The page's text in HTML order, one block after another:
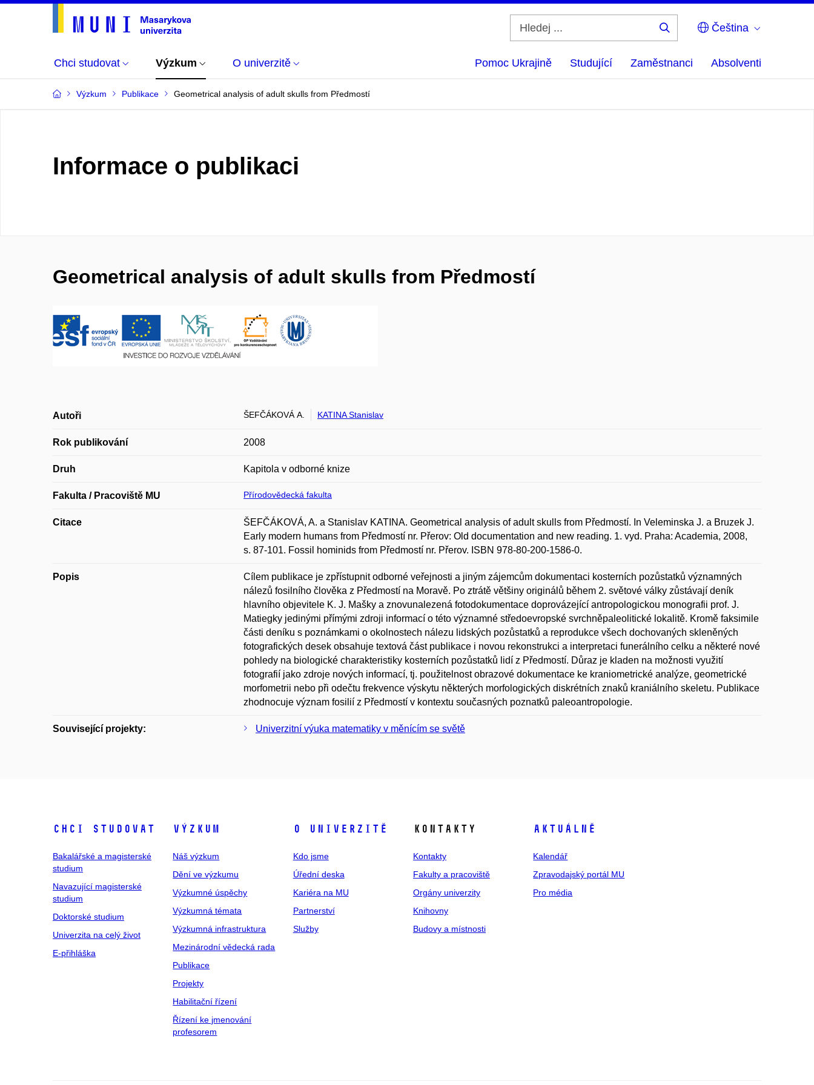
Čeština
Chci studovat Výzkum O univerzitě Pomoc Ukrajině Studující Zaměstnanci Absolventi
Výzkum Publikace Geometrical analysis of adult skulls from Předmostí
Informace o publikaci
Geometrical analysis of adult skulls from Předmostí
Autoři ŠEFČÁKOVÁ A. KATINA Stanislav
Rok publikování 2008
Druh Kapitola v odborné knize
Fakulta / Pracoviště MU Přírodovědecká fakulta
Citace
ŠEFČÁKOVÁ, A. a Stanislav KATINA. Geometrical analysis of adult skulls from Předmostí. In Veleminska J. a Bruzek J.
Early modern humans from Předmostí nr. Přerov: Old documentation and new reading. 1. vyd. Praha: Academia, 2008,
s. 87-101. Fossil hominids from Předmostí nr. Přerov. ISBN 978-80-200-1586-0.
Popis
Cílem publikace je zpřístupnit odborné veřejnosti a jiným zájemcům dokumentaci kosterních pozůstatků významných
nálezů fosilního člověka z Předmostí na Moravě. Po ztrátě většiny originálů během 2. světové války zůstávají deník
hlavního objevitele K. J. Mašky a znovunalezená fotodokumentace doprovázející antropologickou monografii prof. J.
Matiegky jedinými přímými zdroji informací o této významné středoevropské svrchněpaleolitické lokalitě. Kromě faksimile
části deníku s poznámkami o okolnostech nálezu lidských pozůstatků a reprodukce všech dochovaných skleněných
fotografických desek obsahuje textová část publikace i novou rekonstrukci a interpretaci funerálního celku a některé nové
pohledy na biologické charakteristiky kosterních pozůstatků lidí z Předmostí. Důraz je kladen na možnosti využití
fotografií jako zdroje nových informací, tj. použitelnost obrazové dokumentace ke kraniometrické analýze, geometrické
morfometrii nebo při odečtu frekvence výskytu některých morfologických diskrétních znaků kraniálního skeletu. Publikace
zhodnocuje význam fosilií z Předmostí v kontextu současných poznatků paleoantropologie.
Související projekty: Univerzitní výuka matematiky v měnícím se světě
Chci studovat
Bakalářské a magisterské
studium
Navazující magisterské
studium
Doktorské studium
Univerzita na celý život
E-přihláška
Výzkum
Náš výzkum
Dění ve výzkumu
Výzkumné úspěchy
Výzkumná témata
Výzkumná infrastruktura
Mezinárodní vědecká rada
Publikace
Projekty
Habilitační řízení
Řízení ke jmenování
profesorem
O univerzitě
Kdo jsme
Úřední deska
Kariéra na MU
Partnerství
Služby
Kontakty
Kontakty
Fakulty a pracoviště
Orgány univerzity
Knihovny
Budovy a místnosti
Aktuálně
Kalendář
Zpravodajský portál MU
Pro média